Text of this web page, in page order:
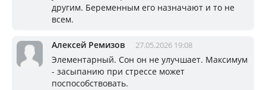
другим. Беременным его назначают и то не
всем.
Алексей Ремизов 27.05.2026 19:08
Элементарный. Сон он не улучшает. Максимум
- засыпанию при стрессе может
поспособствовать.